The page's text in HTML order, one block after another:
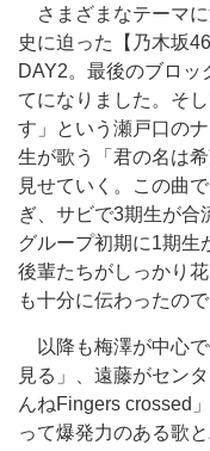
さまざまなテーマ
史に迫った【乃木坂
DAY2。最後のブロ
てになりました。そ
す」という瀬戸口の
生が歌う「君の名は
見せていく。この曲
ぎ、サビで3期生が合
グループ初期に1期生
後輩たちがしっかり
も十分に伝わったの
以降も梅澤が中心
見る」、遠藤がセン
んねFingers crossed
って爆発力のある歌